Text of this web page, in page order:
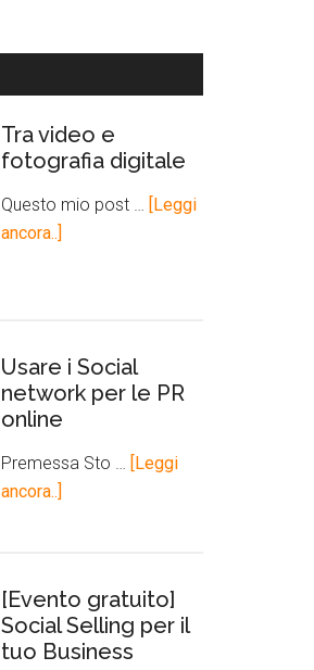
Tra video e
fotografia digitale
Questo mio post …
[Leggi
ancora..]
Usare i Social
network per le PR
online
Premessa Sto …
[Leggi
ancora..]
[Evento gratuito]
Social Selling per il
tuo Business